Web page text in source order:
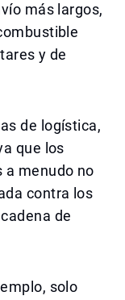
más largos,
y de
de logística,
que los
a menudo no
contra los
de
solo